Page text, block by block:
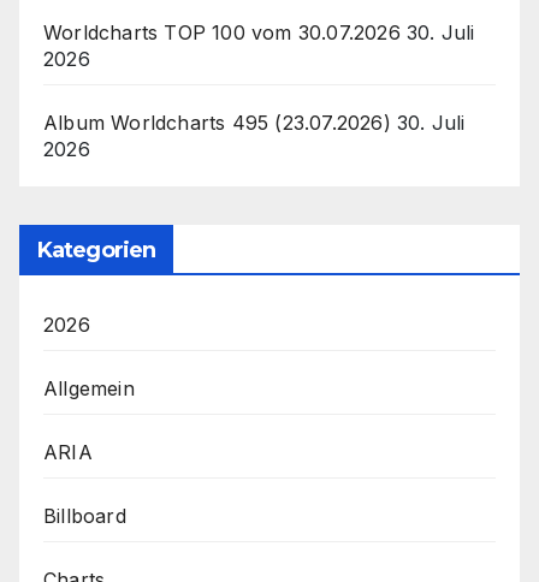
Worldcharts TOP 100 vom 30.07.2026 30. Juli
2026
Album Worldcharts 495 (23.07.2026) 30. Juli
2026
Kategorien
2026
Allgemein
ARIA
Billboard